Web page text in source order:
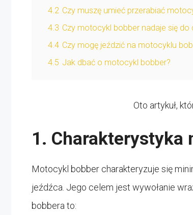
4.2 Czy muszę umieć przerabiać
4.3 Czy motocykl bobber nadaje się do
4.4 Czy mogę jeździć na motocyklu
4.5 Jak dbać o motocykl bobber?
Oto artykuł,
1. Charakterystyka
Motocykl bobber charakteryzuje się
jeźdźca. Jego celem jest wywołanie
bobbera to: